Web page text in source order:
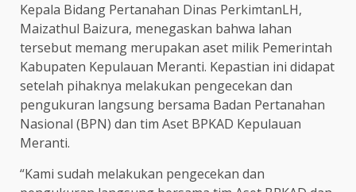
Kepala Bidang Pertanahan Dinas PerkimtanLH,
Maizathul Baizura, menegaskan bahwa lahan
tersebut memang merupakan aset milik Pemerintah
Kabupaten Kepulauan Meranti. Kepastian ini didapat
setelah pihaknya melakukan pengecekan dan
pengukuran langsung bersama Badan Pertanahan
Nasional (BPN) dan tim Aset BPKAD Kepulauan
Meranti.
“Kami sudah melakukan pengecekan dan